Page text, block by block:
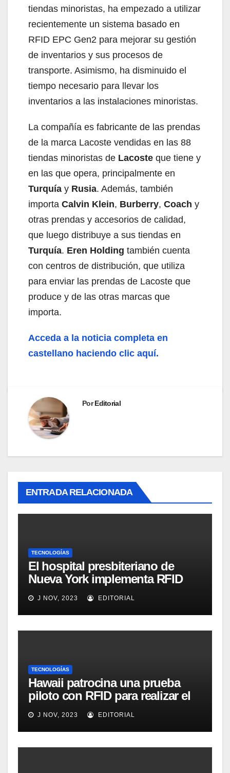
tiendas minoristas, ha empezado a utilizar
recientemente un sistema basado en
RFID EPC Gen2 para mejorar su gestión
de inventarios y sus procesos de
transporte. Asimismo, ha disminuido el
tiempo necesario para llevar los
inventarios a las instalaciones minoristas.
La compañía es fabricante de las prendas
de la marca Lacoste vendidas en las 88
tiendas minoristas de Lacoste que tiene y
en las que opera, principalmente en
Turquía y Rusia. Además, también
importa Calvin Klein, Burberry, Coach y
otras prendas y accesorios de calidad,
que luego distribuye a sus tiendas en
Turquía. Eren Holding también cuenta
con centros de distribución, que utiliza
para enviar las prendas de Lacoste que
produce y de las otras marcas que
importa.
Acceda a la noticia completa en
castellano haciendo clic aquí.
PorEditorial
ENTRADA RELACIONADA
TECNOLOGÍAS
El hospital presbiteriano de
Nueva York implementa RFID
para mejorar el proceso de
inventario de equipamiento
médico
J NOV, 2023 EDITORIAL
TECNOLOGÍAS
Hawaii patrocina una prueba
piloto con RFID para realizar el
seguimiento y control de
alimentos
J NOV, 2023 EDITORIAL